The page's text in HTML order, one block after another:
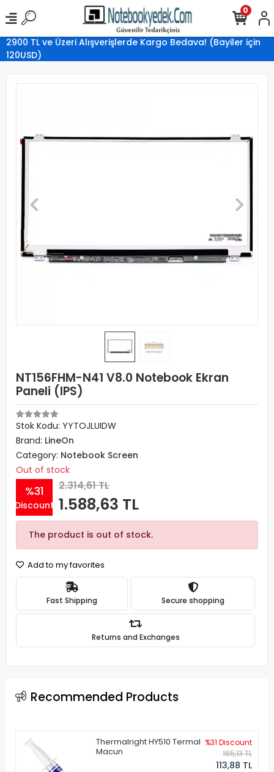
2900 TL ve Üzeri Alışverişlerde Kargo Bedava! (Bayiler için
120USD)
0
NT156FHM-N41 V8.0 Notebook Ekran
Paneli (IPS)
Stok Kodu: YYTOJLUIDW
Brand: LineOn
Category: Notebook Screen
Out of stock
%31
Discount
2.314,61 TL
1.588,63 TL
The product is out of stock.
Add to my favorites
Fast Shipping Secure shopping
Returns and Exchanges
Recommended Products
Thermalright HY510 Termal
Macun
%31 Discount
165,13 TL
113,88 TL